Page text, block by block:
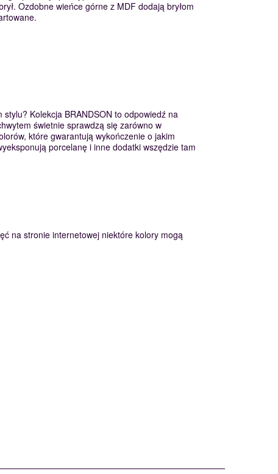
Ozdobne wieńce górne z MDF dodają bryłom
Kolekcja BRANDSON to odpowiedź na
świetnie sprawdzą się zarówno w
które gwarantują wykończenie o jakim
porcelanę i inne dodatki wszędzie tam
na stronie internetowej niektóre kolory mogą